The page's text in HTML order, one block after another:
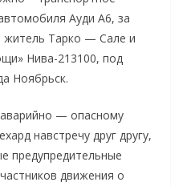
Ауди А6, за
житель Тарко — Сале и
Нива-213100, под
Ноябрьск.
— опасному
навстречу друг другу,
предупредительные
движения о